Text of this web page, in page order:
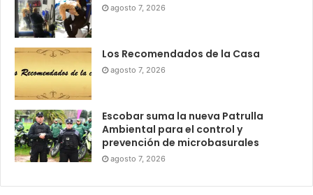
agosto 7, 2026
Los Recomendados de la Casa
agosto 7, 2026
Escobar suma la nueva Patrulla
Ambiental para el control y
prevención de microbasurales
agosto 7, 2026